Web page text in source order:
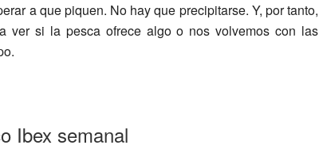
a que piquen. No hay que precipitarse. Y, por tanto,
ver si la pesca ofrece algo o nos volvemos con las
Ibex semanal